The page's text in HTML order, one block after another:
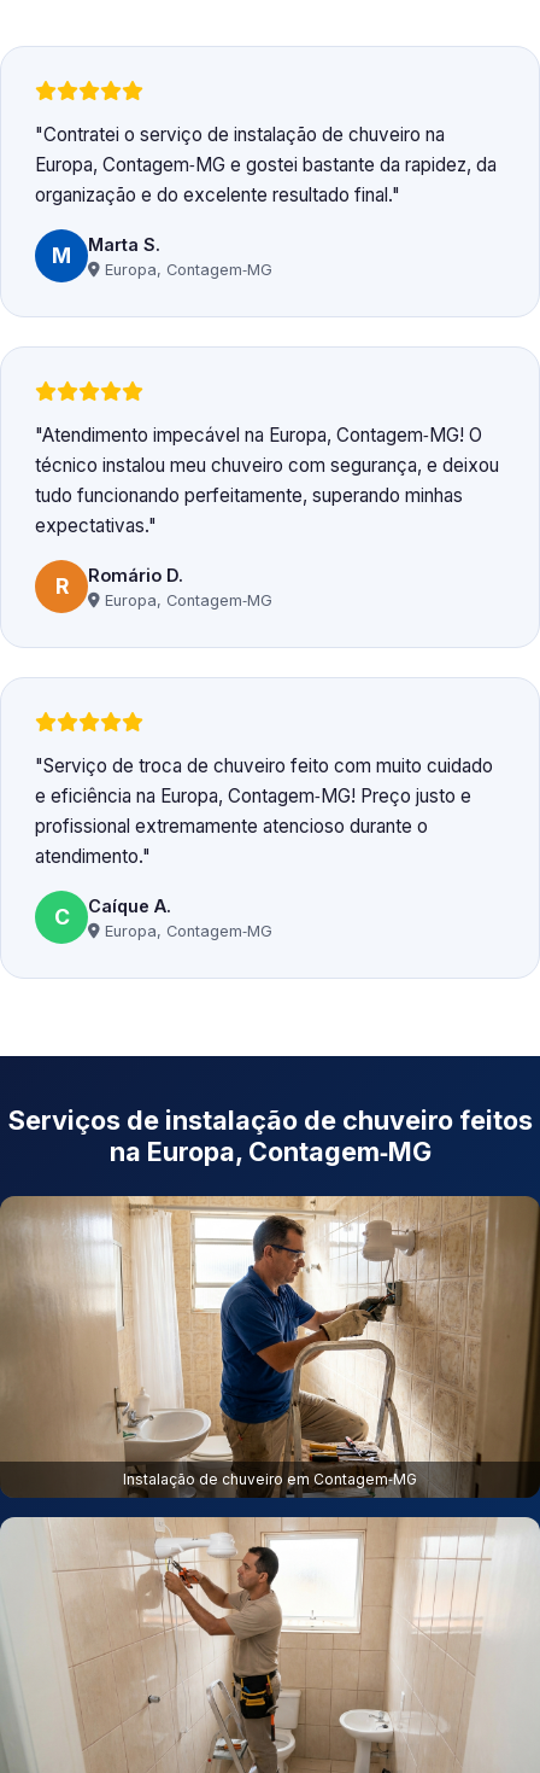
Contratei o serviço de instalação de chuveiro na
Europa, Contagem‑MG e gostei bastante da rapidez, da
organização e do excelente resultado final.
M Marta S.
Europa, Contagem‑MG
Atendimento impecável na Europa, Contagem‑MG! O
técnico instalou meu chuveiro com segurança, e deixou
tudo funcionando perfeitamente, superando minhas
expectativas.
R Romário D.
Europa, Contagem‑MG
Serviço de troca de chuveiro feito com muito cuidado
e eficiência na Europa, Contagem‑MG! Preço justo e
profissional extremamente atencioso durante o
atendimento.
C Caíque A.
Europa, Contagem‑MG
Serviços de instalação de chuveiro feitos
na Europa, Contagem‑MG
Instalação de chuveiro em Contagem‑MG